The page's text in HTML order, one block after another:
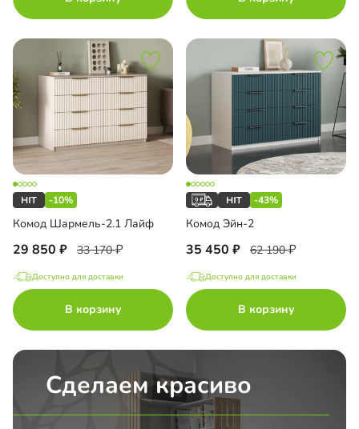
-10%
Комод Шармель-2.1 Лайф
29 850 33 170
Доступно для доставки
В корзину
-43%
Комод Эйн-2
35 450 62 190
Доступно для доставки
В корзину
Сделаем красиво